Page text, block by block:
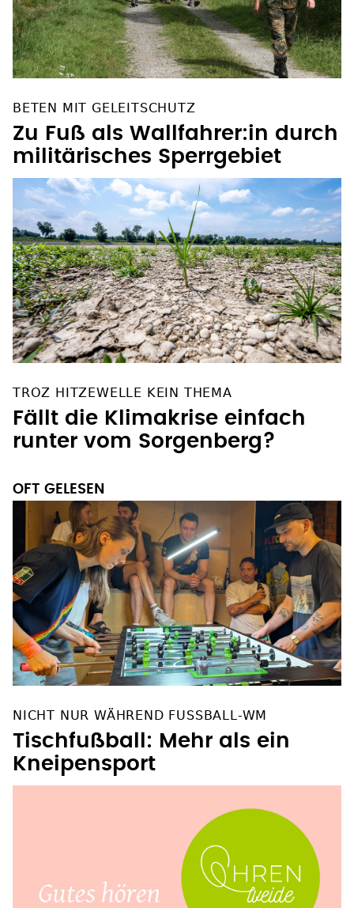
BETEN MIT GELEITSCHUTZ
Zu Fuß als Wallfahrer:in durch
militärisches Sperrgebiet
TROZ HITZEWELLE KEIN THEMA
Fällt die Klimakrise einfach
runter vom Sorgenberg?
OFT GELESEN
NICHT NUR WÄHREND FUSSBALL-WM
Tischfußball: Mehr als ein
Kneipensport